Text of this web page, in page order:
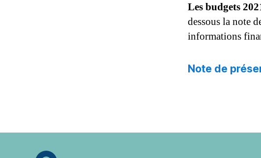
Les budgets
dessous la note
informations
Note de